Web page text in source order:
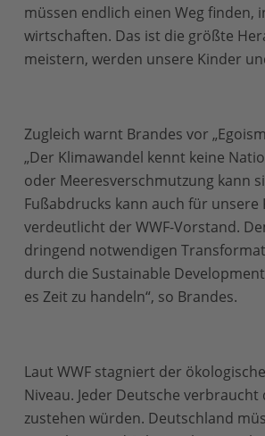
müssen endlich einen Weg finden,
wirtschaften. Das ist die größte
meistern, werden unsere Kinder
Zugleich warnt Brandes vor
„Der Klimawandel kennt keine
oder Meeresverschmutzung kann
Fußabdrucks kann auch für
verdeutlicht der WWF-Vorstand.
dringend notwendigen
durch die Sustainable
es Zeit zu handeln“, so Brandes.
Laut WWF stagniert der
Niveau. Jeder Deutsche
zustehen würden. Deutschland